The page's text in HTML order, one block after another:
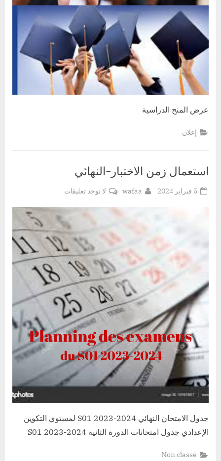
عرض المنح الدراسية
إعلان
استعمال زمن الاختبار-النهائي
Posted
5 فبراير 2024 By
wafaa لا توجد تعليقاتعلى
الاختبار-
النهائي
جدول الامتحان النهائي S01 2023-2024 لمستوي التكوين
الإعدادي جدول امتحانات الدورة الثانية S01 2023-2024
Non classé